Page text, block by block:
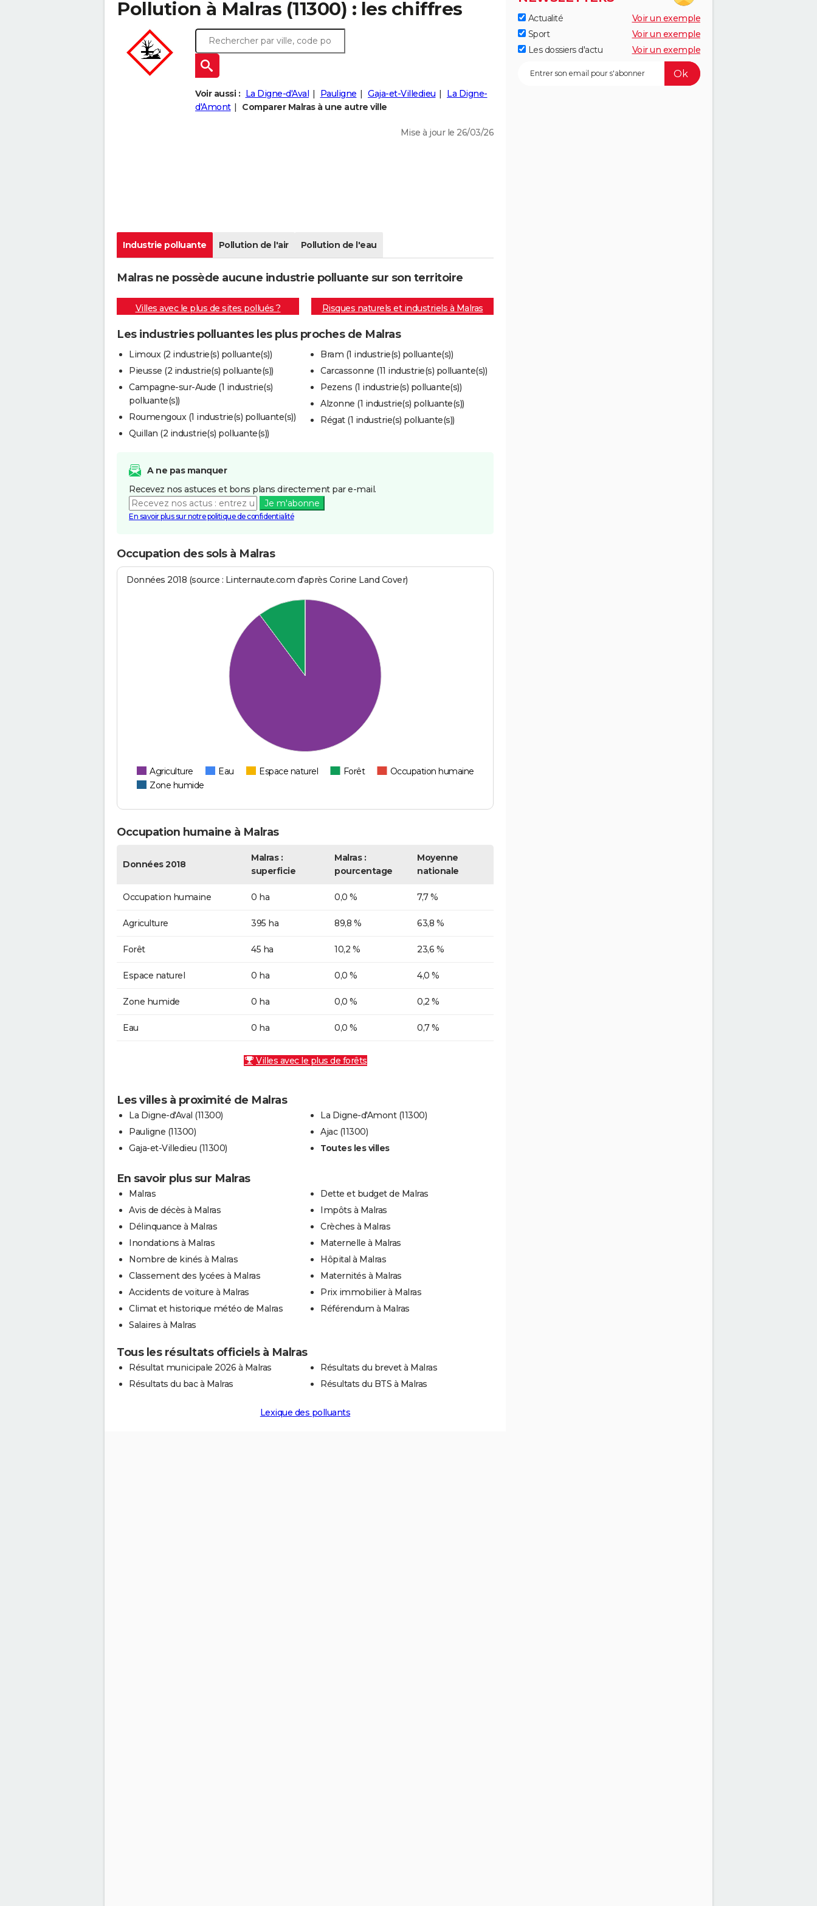
Pollution à Malras (11300) : les chiffres
Voir aussi : La Digne-d'Aval Pauligne Gaja-et-Villedieu
La Digne-
d'Amont
Comparer Malras à une autre ville
Mise à jour le 26/03/26
Industrie polluante Pollution de l'air Pollution de l'eau
Malras ne possède aucune industrie polluante sur son territoire
Villes avec le plus de sites pollués ? Risques naturels et industriels à Malras
Les industries polluantes les plus proches de Malras
Limoux (2 industrie(s) polluante(s))
Pieusse (2 industrie(s) polluante(s))
Campagne-sur-Aude (1 industrie(s)
polluante(s))
Roumengoux (1 industrie(s) polluante(s))
Quillan (2 industrie(s) polluante(s))
Bram (1 industrie(s) polluante(s))
Carcassonne (11 industrie(s) polluante(s))
Pezens (1 industrie(s) polluante(s))
Alzonne (1 industrie(s) polluante(s))
Régat (1 industrie(s) polluante(s))
A ne pas manquer
Recevez nos astuces et bons plans directement par e-mail.
Je m'abonne
En savoir plus sur notre politique de confidentialité
Occupation des sols à Malras
Données 2018 (source : Linternaute.com d'après Corine Land Cover)
Agriculture Eau Espace naturel Forêt
Occupation humaine
Zone humide
Occupation humaine à Malras
Données 2018
Malras :
superficie
Malras :
pourcentage
Moyenne
nationale
Occupation humaine 0 ha 0,0 % 7,7 %
Agriculture 395 ha 89,8 % 63,8 %
Forêt 45 ha 10,2 % 23,6 %
Espace naturel 0 ha 0,0 % 4,0 %
Zone humide 0 ha 0,0 % 0,2 %
Eau 0 ha 0,0 % 0,7 %
Villes avec le plus de forêts
Les villes à proximité de Malras
La Digne-d'Aval (11300)
Pauligne (11300)
Gaja-et-Villedieu (11300)
La Digne-d'Amont (11300)
Ajac (11300)
Toutes les villes
En savoir plus sur Malras
Malras
Avis de décès à Malras
Délinquance à Malras
Inondations à Malras
Nombre de kinés à Malras
Classement des lycées à Malras
Accidents de voiture à Malras
Climat et historique météo de Malras
Salaires à Malras
Dette et budget de Malras
Impôts à Malras
Crèches à Malras
Maternelle à Malras
Hôpital à Malras
Maternités à Malras
Prix immobilier à Malras
Référendum à Malras
Tous les résultats officiels à Malras
Résultat municipale 2026 à Malras
Résultats du bac à Malras
Résultats du brevet à Malras
Résultats du BTS à Malras
Lexique des polluants
Actualité
Voir un exemple
Sport
Voir un exemple
Les dossiers d'actu
Voir un exemple